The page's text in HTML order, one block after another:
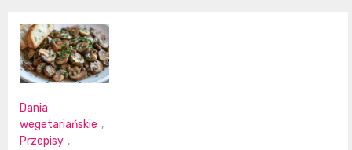
Dania
wegetariańskie ,
Przepisy ,